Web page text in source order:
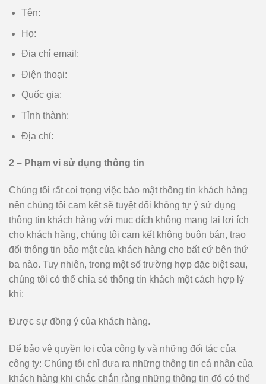
Tên:
Họ:
Địa chỉ email:
Điện thoại:
Quốc gia:
Tỉnh thành:
Địa chỉ:
2 – Phạm vi sử dụng thông tin
Chúng tôi rất coi trọng việc bảo mật thông tin khách hàng
nên chúng tôi cam kết sẽ tuyệt đối không tự ý sử dụng
thông tin khách hàng với mục đích không mang lại lợi ích
cho khách hàng, chúng tôi cam kết không buôn bán, trao
đổi thông tin bảo mật của khách hàng cho bất cứ bên thứ
ba nào. Tuy nhiên, trong một số trường hợp đặc biệt sau,
chúng tôi có thể chia sẻ thông tin khách một cách hợp lý
khi:
Được sự đồng ý của khách hàng.
Để bảo vệ quyền lợi của công ty và những đối tác của
công ty: Chúng tôi chỉ đưa ra những thông tin cá nhân của
khách hàng khi chắc chắn rằng những thông tin đó có thể